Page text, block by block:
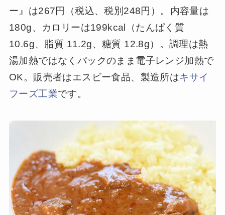
ー』は267円（税込、税別248円）。内容量は
180g、カロリーは199kcal（たんぱく質
10.6g、脂質 11.2g、糖質 12.8g）。調理は熱
湯加熱ではなくパックのまま電子レンジ加熱で
OK。販売者はエスビー食品、製造所はキサイ
フーズ工業です。